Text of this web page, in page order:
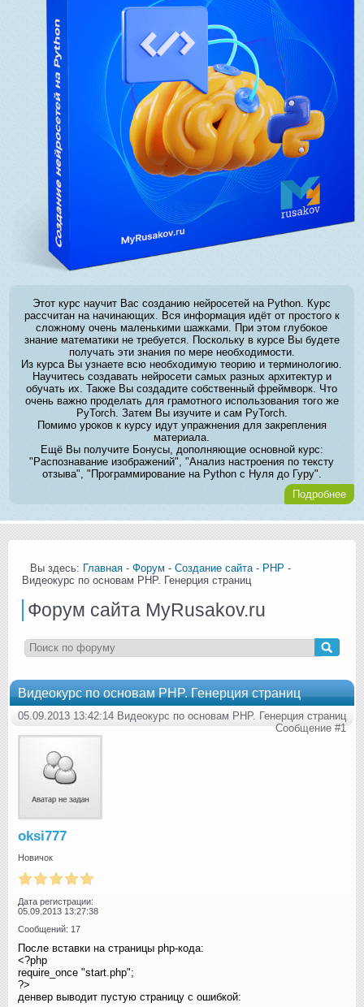
Этот курс научит Вас созданию нейросетей на Python. Курс
рассчитан на начинающих. Вся информация идёт от простого к
сложному очень маленькими шажками. При этом глубокое
знание математики не требуется. Поскольку в курсе Вы будете
получать эти знания по мере необходимости.
Из курса Вы узнаете всю необходимую теорию и терминологию.
Научитесь создавать нейросети самых разных архитектур и
обучать их. Также Вы создадите собственный фреймворк. Что
очень важно проделать для грамотного использования того же
PyTorch. Затем Вы изучите и сам PyTorch.
Помимо уроков к курсу идут упражнения для закрепления
материала.
Ещё Вы получите Бонусы, дополняющие основной курс:
"Распознавание изображений", "Анализ настроения по тексту
отзыва", "Программирование на Python с Нуля до Гуру".
Подробнее
Вы здесь: Главная - Форум - Создание сайта- PHP -
Видеокурс по основам PHP. Генерция страниц
Форум сайта MyRusakov.ru
Видеокурс по основам PHP. Генерция страниц
05.09.2013 13:42:14 Видеокурс по основам PHP. Генерция страниц
Сообщение #1
oksi777
Новичок
Дата регистрации:
05.09.2013 13:27:38
Сообщений: 17
После вставки на страницы php-кода:
<?php
require_once "start.php";
?>
денвер выводит пустую страницу с ошибкой: